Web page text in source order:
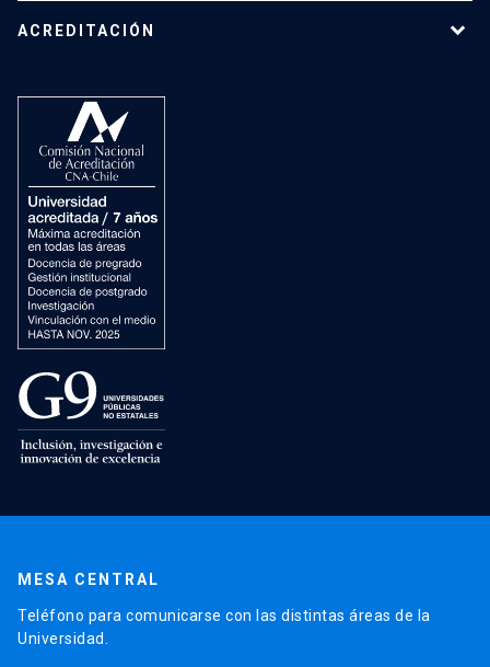
ACREDITACIÓN
MESA CENTRAL
Teléfono para comunicarse con las distintas áreas de la
Universidad.